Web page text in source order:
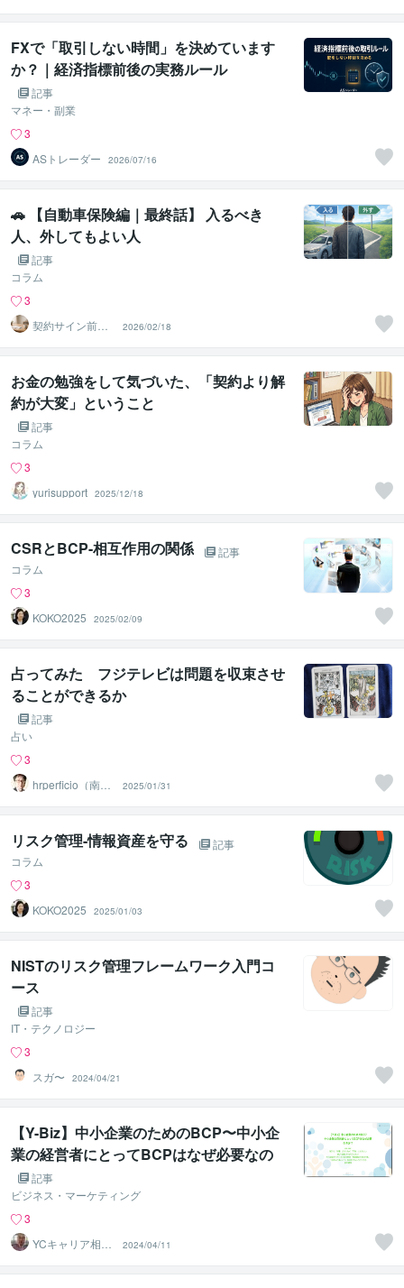
FXで「取引しない時間」を決めています
か？｜経済指標前後の実務ルール
記事
マネー・副業
3
ASトレーダー
2026/07/16
🚗 【自動車保険編｜最終話】 入るべき
人、外してもよい人
記事
コラム
3
契約サイン前チ
ェック
2026/02/18
お金の勉強をして気づいた、「契約より解
約が大変」ということ
記事
コラム
3
yurisupport 2025/12/18
CSRとBCP-相互作用の関係
記事
コラム
3
KOKO2025
2025/02/09
占ってみた フジテレビは問題を収束させ
ることができるか
記事
占い
3
hrperficio（南仙
台の父）
2025/01/31
リスク管理-情報資産を守る
記事
コラム
3
KOKO2025
2025/01/03
NISTのリスク管理フレームワーク入門コ
ース
記事
IT・テクノロジー
3
スガ〜
2024/04/21
【Y-Biz】中小企業のためのBCP〜中小企
業の経営者にとってBCPはなぜ必要なの
か？〜
記事
ビジネス・マーケティング
3
YCキャリア相談
2024/04/11